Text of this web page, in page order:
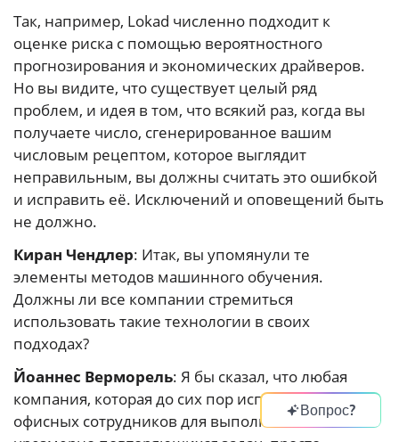
Так, например, Lokad численно подходит к
оценке риска с помощью вероятностного
прогнозирования и экономических драйверов.
Но вы видите, что существует целый ряд
проблем, и идея в том, что всякий раз, когда вы
получаете число, сгенерированное вашим
числовым рецептом, которое выглядит
неправильным, вы должны считать это ошибкой
и исправить её. Исключений и оповещений быть
не должно.
Киран Чендлер: Итак, вы упомянули те
элементы методов машинного обучения.
Должны ли все компании стремиться
использовать такие технологии в своих
подходах?
Йоаннес Верморель: Я бы сказал, что любая
компания, которая до сих пор использует
офисных сотрудников для выполнения
Вопрос?